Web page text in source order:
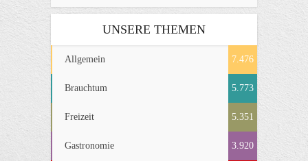
UNSERE THEMEN
Allgemein 7.476
Brauchtum 5.773
Freizeit 5.351
Gastronomie 3.920